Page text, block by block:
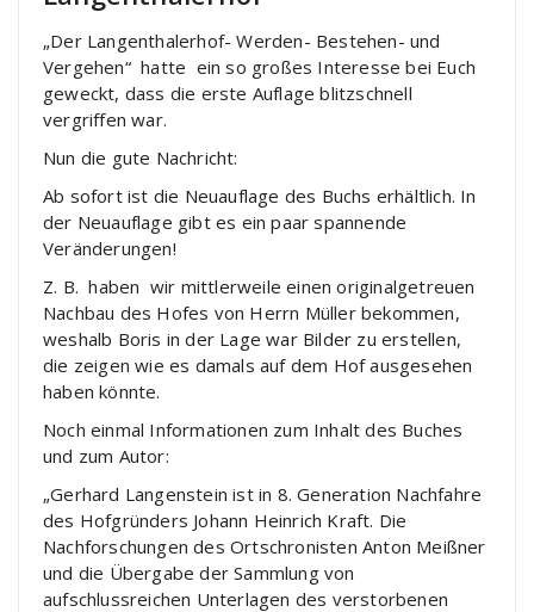
„Der Langenthalerhof- Werden- Bestehen- und
Vergehen“ hatte ein so großes Interesse bei Euch
geweckt, dass die erste Auflage blitzschnell
vergriffen war.
Nun die gute Nachricht:
Ab sofort ist die Neuauflage des Buchs erhältlich. In
der Neuauflage gibt es ein paar spannende
Veränderungen!
Z. B. haben wir mittlerweile einen originalgetreuen
Nachbau des Hofes von Herrn Müller bekommen,
weshalb Boris in der Lage war Bilder zu erstellen,
die zeigen wie es damals auf dem Hof ausgesehen
haben könnte.
Noch einmal Informationen zum Inhalt des Buches
und zum Autor:
„Gerhard Langenstein ist in 8. Generation Nachfahre
des Hofgründers Johann Heinrich Kraft. Die
Nachforschungen des Ortschronisten Anton Meißner
und die Übergabe der Sammlung von
aufschlussreichen Unterlagen des verstorbenen